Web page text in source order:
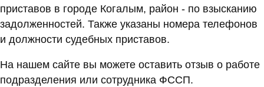
приставов в городе Когалым, район - по взысканию
задолженностей. Также указаны номера телефонов
и должности судебных приставов.
На нашем сайте вы можете оставить отзыв о работе
подразделения или сотрудника ФССП.